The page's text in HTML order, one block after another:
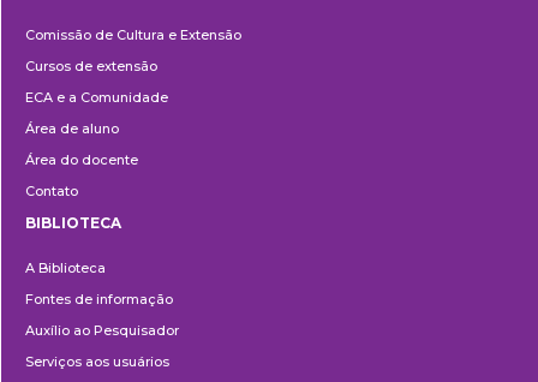
e
Extensão
Comissão de Cultura e Extensão
Cursos de extensão
ECA e a Comunidade
Área de aluno
Área do docente
Contato
BIBLIOTECA
A Biblioteca
Fontes de informação
Auxílio ao Pesquisador
Serviços aos usuários